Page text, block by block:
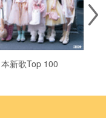
本新歌Top 100